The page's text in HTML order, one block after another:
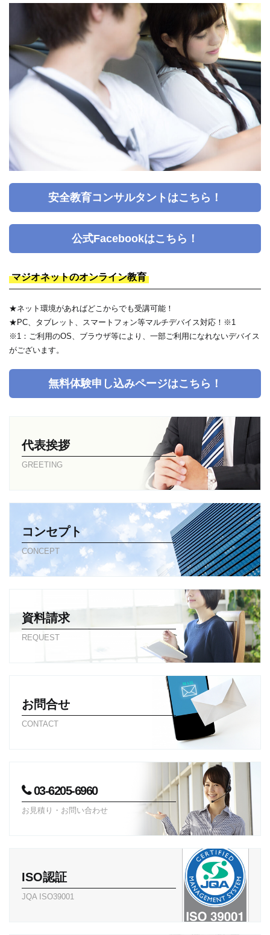
安全教育コンサルタントはこちら！
公式Facebookはこちら！
マジオネットのオンライン教育
★ネット環境があればどこからでも受講可能！
★PC、タブレット、スマートフォン等マルチデバイス対応！※1
※1：ご利用のOS、ブラウザ等により、一部ご利用になれないデバイス
がございます。
無料体験申し込みページはこちら！
代表挨拶
GREETING
コンセプト
CONCEPT
資料請求
REQUEST
お問合せ
CONTACT
03-6205-6960
お見積り・お問い合わせ
ISO認証
JQA ISO39001